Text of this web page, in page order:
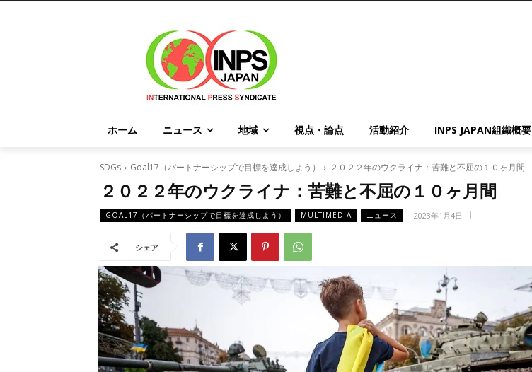
ホーム ニュース 地域 視点・論点 活動紹介 INPS JAPAN組織概要
SDGs Goal17（パートナーシップで目標を達成しよう） ２０２２年のウクライナ：苦難と不屈の１０ヶ月間
２０２２年のウクライナ：苦難と不屈の１０ヶ月間
GOAL17（パートナーシップで目標を達成しよう） MULTIMEDIA ニュース 2023年1月4日
シェア